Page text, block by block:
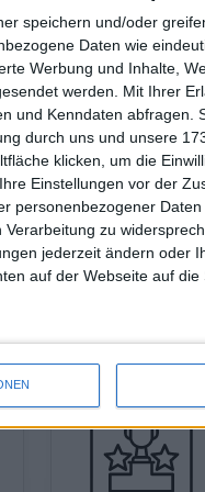
speichern und/oder
Daten wie
Werbung und Inhalte,
werden.
Mit Ihrer
und Kenndaten abfragen.
durch uns und unsere
klicken, um die
Einstellungen vor der
personenbezogener
Verarbeitung zu
jederzeit ändern oder
auf der Webseite auf die